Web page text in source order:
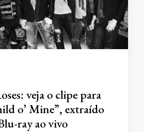
veja o clipe para
o’ Mine”, extraído
ray ao vivo